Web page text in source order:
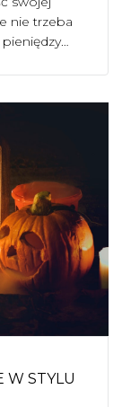
nie trzeba
W STYLU